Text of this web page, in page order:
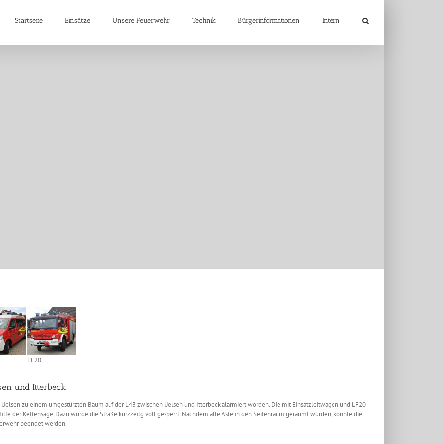
Startseite Einsätze Unsere Feuerwehr Technik Bürgerinformationen Intern
LF20
und Itterbeck
zu einem umgestürzten Baum auf der L43 zwischen Uelsen und Itterbeck alarmiert worden. Die mit Einsatzleitwagen und LF20
der Kettensäge. Dazu wurde die Straße kurzzeitg voll gesperrt. Nachdem alle Äste in den Seitenraum geräumt wurden, konnte die
beendet werden.